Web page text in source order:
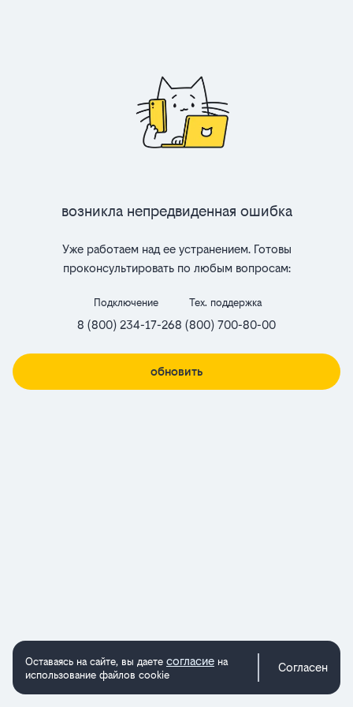
Возникла непредвиденная ошибка
Уже работаем над ее устранением. Готовы
проконсультировать по любым вопросам:
Подключение
8 (800) 234-17-26
Тех. поддержка
8 (800) 700-80-00
обновить
Оставаясь на сайте, вы даете согласие на
использование файлов cookie
Согласен